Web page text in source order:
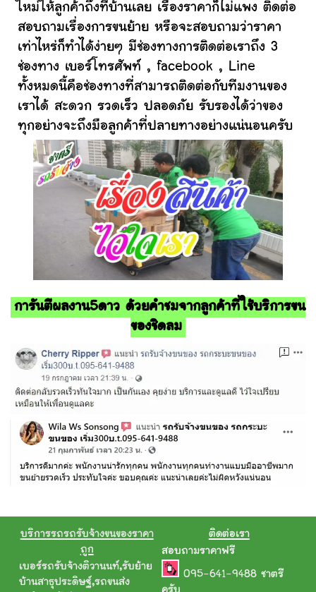
ใหม่ให้ลูกค้าถึงที่บ้านเลย เรื่องราคาก็ไม่แพง ติดต่อ
สอบถามเรื่องการขนย้าย หรือจะสอบถามว่าราคา
เท่าไหร่ก็ทำได้ง่ายๆ มีช่องทางการติดต่อเราถึง 3
ช่องทาง เบอร์โทรศัพท์ , facebook , Line
ทั้งหมดนี้คือช่องทางที่สามารถติดต่อกับทีมงานของ
เราได้ สะดวก รวดเร็ว ปลอดภัย รับรองได้ว่าของ
ทุกอย่างจะถึงมือลูกค้าที่ปลายทางอย่างแน่นอนครับ
การันตีผลงาน5ดาว ด้วยคำชมจากลูกค้าที่ใช้บริการขน
ของชิดลม
บริการรถรถรับจ้างขนของราคา
ถูก
เบอร์รถรับจ้างติวานนท์,รับย้าย
บ้านสาธุประดิษฐ์,รถขนส่ง
ติดต่อเรา
สอบถามราคาฟรี
095-641-9488 ชาตรี